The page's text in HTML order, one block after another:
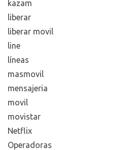
kazam
liberar
liberar movil
line
líneas
masmovil
mensajeria
movil
movistar
Netflix
Operadoras